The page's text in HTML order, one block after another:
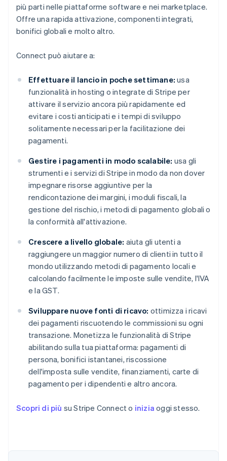
più parti nelle piattaforme software e nei marketplace.
Offre una rapida attivazione, componenti integrati,
bonifici globali e molto altro.
Connect può aiutare a:
Effettuare il lancio in poche settimane: usa
funzionalità in hosting o integrate di Stripe per
attivare il servizio ancora più rapidamente ed
evitare i costi anticipati e i tempi di sviluppo
solitamente necessari per la facilitazione dei
pagamenti.
Gestire i pagamenti in modo scalabile: usa gli
strumenti e i servizi di Stripe in modo da non dover
impegnare risorse aggiuntive per la
rendicontazione dei margini, i moduli fiscali, la
gestione del rischio, i metodi di pagamento globali o
la conformità all'attivazione.
Crescere a livello globale: aiuta gli utenti a
raggiungere un maggior numero di clienti in tutto il
mondo utilizzando metodi di pagamento locali e
calcolando facilmente le imposte sulle vendite, l'IVA
e la GST.
Sviluppare nuove fonti di ricavo: ottimizza i ricavi
dei pagamenti riscuotendo le commissioni su ogni
transazione. Monetizza le funzionalità di Stripe
abilitando sulla tua piattaforma: pagamenti di
persona, bonifici istantanei, riscossione
dell'imposta sulle vendite, finanziamenti, carte di
pagamento per i dipendenti e altro ancora.
Scopri di più su Stripe Connect o inizia oggi stesso.
English